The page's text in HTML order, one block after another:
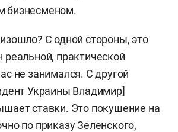
бизнесменом.
С одной стороны, это
практической
не занимался. С другой
Украины Владимир]
ставки. Это покушение на
по приказу Зеленского,